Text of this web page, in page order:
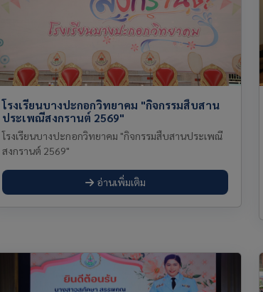
โรงเรียนบางปะกอกวิทยาคม "กิจกรรมสืบสาน
ประเพณีสงกรานต์ 2569"
โรงเรียนบางปะกอกวิทยาคม "กิจกรรมสืบสานประเพณี
สงกรานต์ 2569"
อ่านเพิ่มเติม